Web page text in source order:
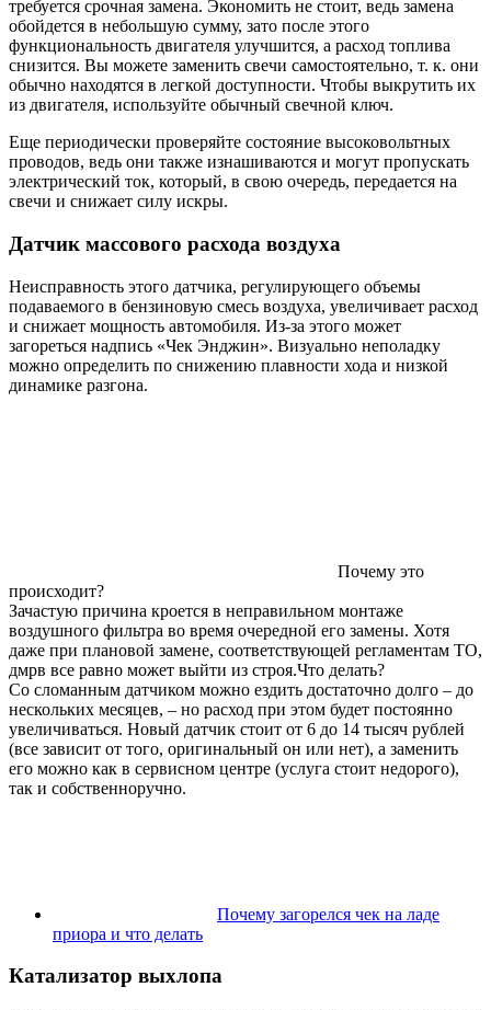
требуется срочная замена. Экономить не стоит, ведь замена
обойдется в небольшую сумму, зато после этого
функциональность двигателя улучшится, а расход топлива
снизится. Вы можете заменить свечи самостоятельно, т. к. они
обычно находятся в легкой доступности. Чтобы выкрутить их
из двигателя, используйте обычный свечной ключ.
Еще периодически проверяйте состояние высоковольтных
проводов, ведь они также изнашиваются и могут пропускать
электрический ток, который, в свою очередь, передается на
свечи и снижает силу искры.
Датчик массового расхода воздуха
Неисправность этого датчика, регулирующего объемы
подаваемого в бензиновую смесь воздуха, увеличивает расход
и снижает мощность автомобиля. Из-за этого может
загореться надпись «Чек Энджин». Визуально неполадку
можно определить по снижению плавности хода и низкой
динамике разгона.
Почему это
происходит?
Зачастую причина кроется в неправильном монтаже
воздушного фильтра во время очередной его замены. Хотя
даже при плановой замене, соответствующей регламентам ТО,
дмрв все равно может выйти из строя.Что делать?
Со сломанным датчиком можно ездить достаточно долго – до
нескольких месяцев, – но расход при этом будет постоянно
увеличиваться. Новый датчик стоит от 6 до 14 тысяч рублей
(все зависит от того, оригинальный он или нет), а заменить
его можно как в сервисном центре (услуга стоит недорого),
так и собственноручно.
Почему загорелся чек на ладе
приора и что делать
Катализатор выхлопа